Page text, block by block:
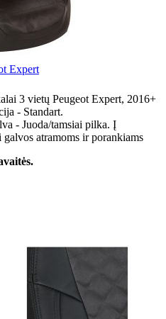
Expert
3 vietų Peugeot Expert, 2016+
- Standart.
- Juoda/tamsiai pilka. Į
atramoms ir porankiams